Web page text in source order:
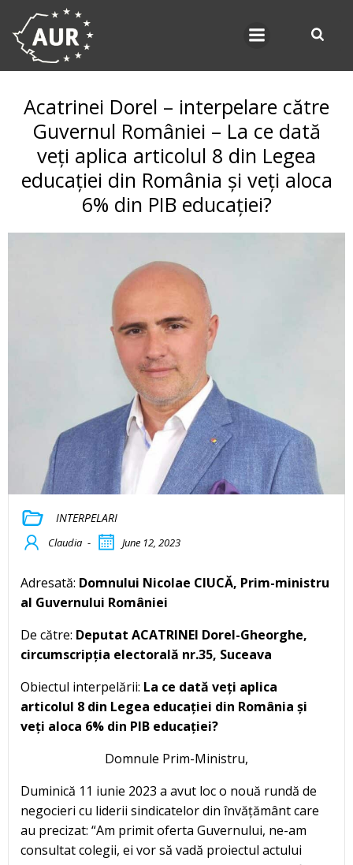
Acatrinei Dorel – interpelare către
Guvernul României – La ce dată
veți aplica articolul 8 din Legea
educației din România și veți aloca
6% din PIB educației?
INTERPELARI
Claudia - June 12, 2023
Adresată: Domnului Nicolae CIUCĂ, Prim-ministru
al Guvernului României
De către: Deputat ACATRINEI Dorel-Gheorghe,
circumscripția electorală nr.35, Suceava
Obiectul interpelării: La ce dată veți aplica
articolul 8 din Legea educației din România și
veți aloca 6% din PIB educației?
Domnule Prim-Ministru,
Duminică 11 iunie 2023 a avut loc o nouă rundă de
negocieri cu liderii sindicatelor din învățământ care
au precizat: “Am primit oferta Guvernului, ne-am
consultat colegii, ei vor să vadă proiectul actului